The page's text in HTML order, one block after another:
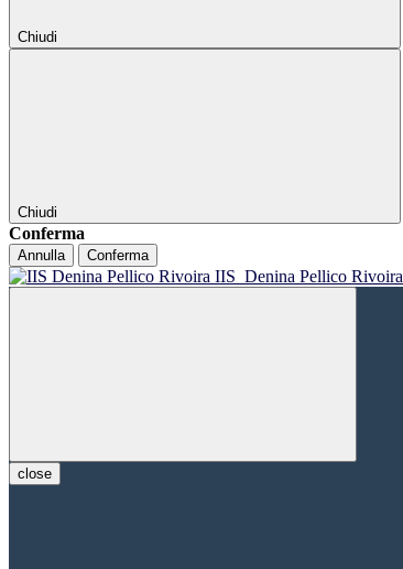
Chiudi
Chiudi
Conferma
Annulla Conferma
IIS Denina Pellico Rivoira
close